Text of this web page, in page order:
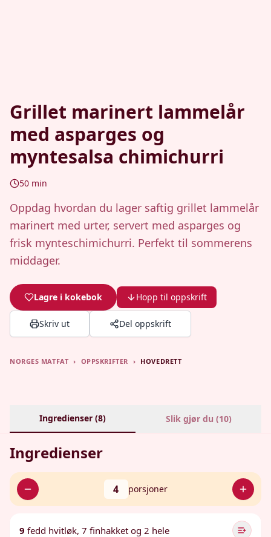
Grillet marinert lammelår
med asparges og
myntesalsa chimichurri
50 min
Oppdag hvordan du lager saftig grillet lammelår
marinert med urter, servert med asparges og
frisk mynteschimichurri. Perfekt til sommerens
middager.
Lagre i kokebok Hopp til oppskrift
Skriv ut Del oppskrift
NORGES MATFAT › OPPSKRIFTER › HOVEDRETT
Ingredienser (8) Slik gjør du (10)
Ingredienser
4 porsjoner
9 fedd hvitløk, 7 finhakket og 2 hele